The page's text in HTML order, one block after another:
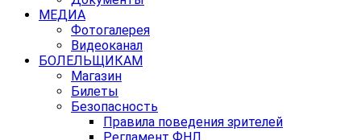
МЕДИА
Фотогалерея
Видеоканал
БОЛЕЛЬЩИКАМ
Магазин
Билеты
Безопасность
Правила поведения зрителей